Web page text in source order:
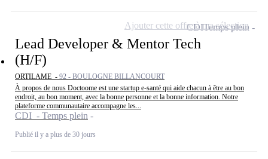
Lead Developer & Mentor Tech
(H/F)
ORTILAME - 92 - BOULOGNE BILLANCOURT
À propos de nous Doctoome est une startup e-santé qui aide chacun à être au bon
endroit, au bon moment, avec la bonne personne et la bonne information. Notre
plateforme communautaire accompagne les...
CDI - Temps plein
Publié il y a plus de 30 jours
CDITemps plein
Ajouter cette offre à ma sélection